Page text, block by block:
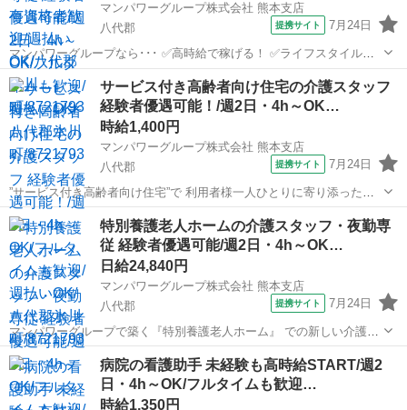
マンパワーグループ株式会社 熊本支店
八代郡
提携サイト 7月24日
マンパワーグループなら･･･ ✅️高時給で稼げる！ ✅️ライフスタイルに
合わせて働ける！ ✅️資格取得支援など福利厚生充実！ ✅️大手なので安
定性抜群！ 今の仕事よりも残業が少ない職場で 働きたいと思って...
熊本 八代郡 医療
サービス付き高齢者向け住宅の介護スタッフ
経験者優遇可能！/週2日・4h～OK…
時給1,400円
マンパワーグループ株式会社 熊本支店
八代郡
提携サイト 7月24日
”サービス付き高齢者向け住宅”で 利用者様一人ひとりに寄り添った介
護を!! ━━━━━━━━ｖ━━━━━━━━━━ マンパワーグループ
なら… ✅️高時給でちゃんと稼げる！ ✅️ライフスタイルに合わせた働
き...
熊本 医療
特別養護老人ホームの介護スタッフ・夜勤専
従 経験者優遇可能/週2日・4h～OK…
日給24,840円
マンパワーグループ株式会社 熊本支店
八代郡
提携サイト 7月24日
マンパワーグループで築く『特別養護老人ホーム』 での新しい介護キ
ャリア◎ 安心＆安定のワケは・・・ ✅️高時給で稼げて収入安定！ ✅️ラ
イフスタイルに合わせて働ける！ ✅️福利厚生充実！（資格取得支...
熊本 医療
病院の看護助手 未経験も高時給START/週2
日・4h～OK/フルタイムも歓迎…
時給1,350円